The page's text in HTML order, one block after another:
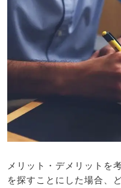
メリット・デメリットを
を探すことにした場合、